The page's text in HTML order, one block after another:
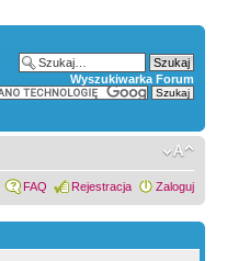
Wyszukiwarka Forum
FAQ Rejestracja Zaloguj